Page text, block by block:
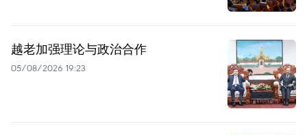
越老加强理论与政治合作
05/08/2026 19:23